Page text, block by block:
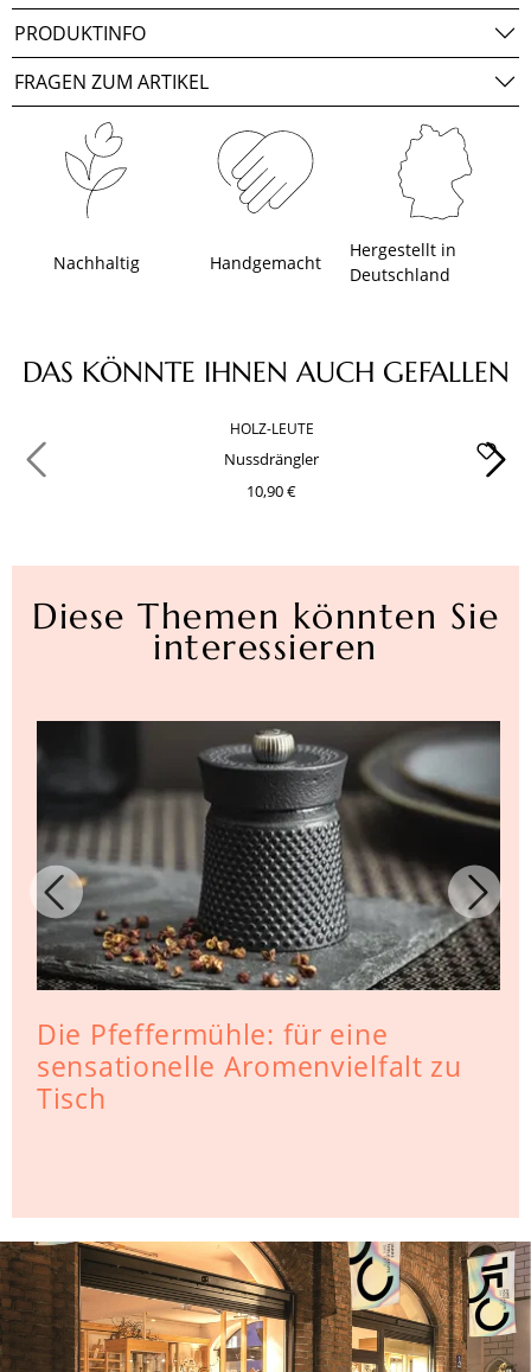
PRODUKTINFO
FRAGEN ZUM ARTIKEL
Nachhaltig Handgemacht
Hergestellt in
Deutschland
Produktgalerie überspringen
DAS KÖNNTE IHNEN AUCH GEFALLEN
HOLZ-LEUTE
Nussdrängler
10,90 €
Diese Themen könnten Sie
interessieren
Die Pfeffermühle: für eine
sensationelle Aromenvielfalt zu
Tisch